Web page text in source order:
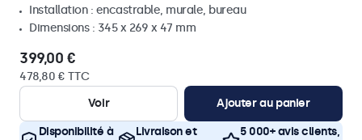
Installation : encastrable, murale, bureau
Dimensions : 345 x 269 x 47 mm
399,00 €
478,80 € TTC
Voir
Ajouter au panier
Disponibilité à
Livraison et
5 000+ avis clients,